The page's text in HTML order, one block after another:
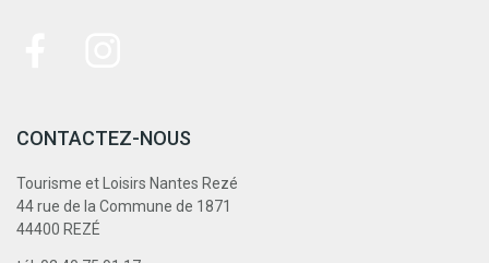
CONTACTEZ-NOUS
Tourisme et Loisirs Nantes Rezé
44 rue de la Commune de 1871
44400 REZÉ